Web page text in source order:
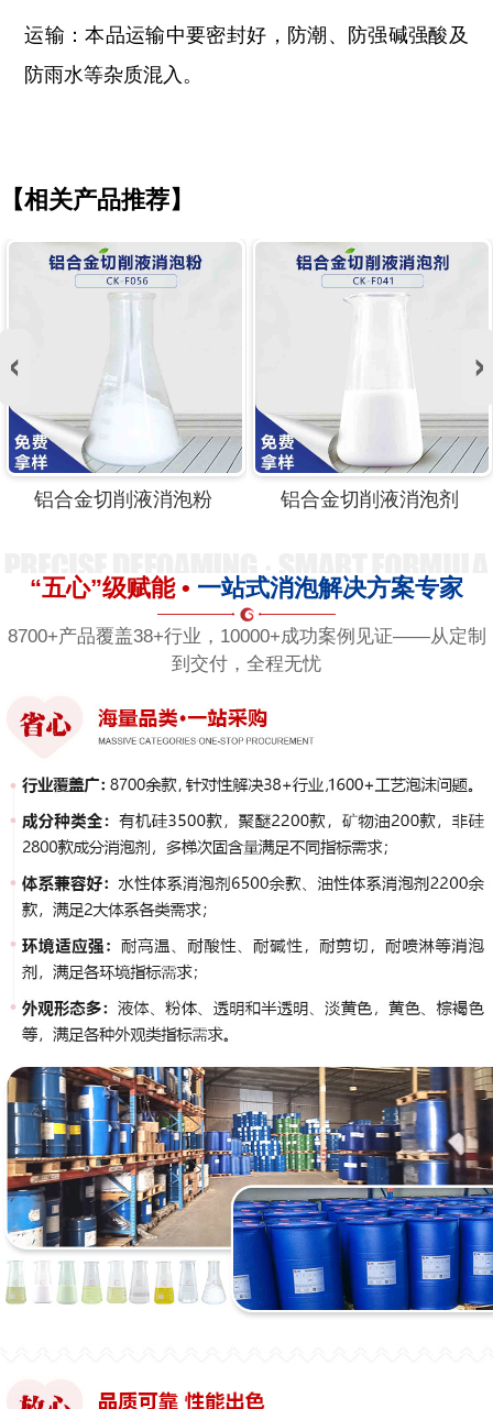
运输：本品运输中要密封好，防潮、防强碱强酸及
防雨水等杂质混入。
【相关产品推荐】
铝合金切削液消泡粉 铝合金切削液消泡剂
“五心”级赋能 • 一站式消泡解决方案专家
8700+产品覆盖38+行业，10000+成功案例见证——从定制
到交付，全程无忧